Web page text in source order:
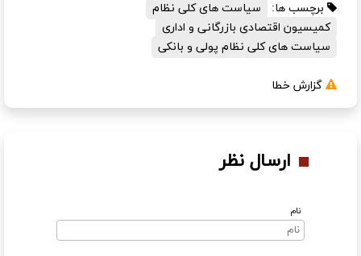
برچسب ها:
سیاست های کلی نظام
کمیسیون اقتصادی بازرگانی و اداری
سیاست های کلی نظام پولی و بانکی
گزارش خطا
ارسال نظر
نام